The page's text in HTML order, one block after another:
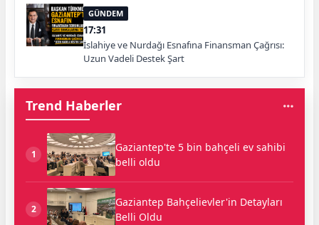
GÜNDEM
17:31
İslahiye ve Nurdağı Esnafına Finansman Çağrısı:
Uzun Vadeli Destek Şart
Trend Haberler
1
Gaziantep'te 5 bin bahçeli ev sahibi
belli oldu
2
Gaziantep Bahçelievler'in Detayları
Belli Oldu